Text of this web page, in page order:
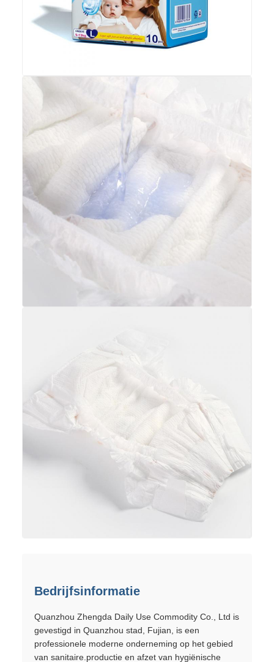
Bedrijfsinformatie
Quanzhou Zhengda Daily Use Commodity Co., Ltd is
gevestigd in Quanzhou stad, Fujian, is een
professionele moderne onderneming op het gebied
van sanitaire.productie en afzet van hygiënische